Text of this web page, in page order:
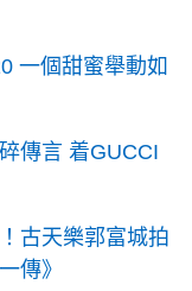
一個甜蜜舉動如
傳言 着GUCCI
古天樂郭富城拍
傳》